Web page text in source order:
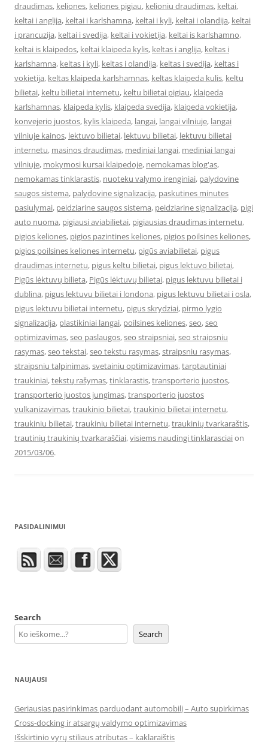
draudimas, keliones, keliones pigiau, kelioniu draudimas, keltai,
keltai i anglija, keltai i karlshamna, keltai i kyli, keltai i olandija, keltai
i prancuzija, keltai i svedija, keltai i vokietija, keltai is karlshamno,
keltai is klaipedos, keltai klaipeda kylis, keltas i anglija, keltas i
karlshamna, keltas i kyli, keltas i olandija, keltas i svedija, keltas i
vokietija, keltas klaipeda karlshamnas, keltas klaipeda kulis, keltu
bilietai, keltu bilietai internetu, keltu bilietai pigiau, klaipeda
karlshamnas, klaipeda kylis, klaipeda svedija, klaipeda vokietija,
konvejerio juostos, kylis klaipeda, langai, langai vilniuje, langai
vilniuje kainos, lektuvo bilietai, lektuvu bilietai, lektuvu bilietai
internetu, masinos draudimas, mediniai langai, mediniai langai
vilniuje, mokymosi kursai klaipedoje, nemokamas blog'as,
nemokamas tinklarastis, nuoteku valymo irenginiai, palydovine
saugos sistema, palydovine signalizacija, paskutines minutes
pasiulymai, peidziarine saugos sistema, peidziarine signalizacija, pigi
auto nuoma, pigiausi aviabilietai, pigiausias draudimas internetu,
pigios keliones, pigios pazintines keliones, pigios poilsines keliones,
pigios poilsines keliones internetu, pigūs aviabilietai, pigus
draudimas internetu, pigus keltu bilietai, pigus lektuvo bilietai,
Pigūs lėktuvų bilieta, Pigūs lėktuvų bilietai, pigus lektuvu bilietai i
dublina, pigus lektuvu bilietai i londona, pigus lektuvu bilietai i osla,
pigus lektuvu bilietai internetu, pigus skrydziai, pirmo lygio
signalizacija, plastikiniai langai, poilsines keliones,seo,seo
optimizavimas,seo paslaugos,seo straipsniai,seo straipsniu
rasymas,seo tekstai,seo tekstu rasymas,straipsniu rasymas,
straipsniu talpinimas,svetainiu optimizavimas,tarptautiniai
traukiniai,tekstų rašymas,tinklarastis,transporterio juostos,
transporterio juostos jungimas,transporterio juostos
vulkanizavimas,traukinio bilietai,traukinio bilietai internetu,
traukiniu bilietai,traukiniu bilietai internetu,traukinių tvarkaraštis,
trautinių traukinių tvarkaraščiai,visiems naudingi tinklarasciaion
2015/03/06.
PASIDALINIMUI
Search
Search
NAUJAUSI
Geriausias pasirinkimas parduodant automobilį – Auto supirkimas
Cross-docking ir atsargų valdymo optimizavimas
Išskirtinio vyrų stiliaus atributas – kaklaraištis